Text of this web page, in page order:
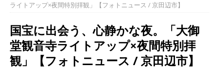
ライトアップ×夜間特別拝観」【フォトニュース / 京田辺市】
国宝に出会う、心静かな夜。「大御
堂観音寺ライトアップ×夜間特別拝
観」【フォトニュース / 京田辺市】